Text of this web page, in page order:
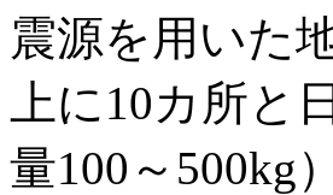
震源を用いた
上に10カ所と
量100～500kg